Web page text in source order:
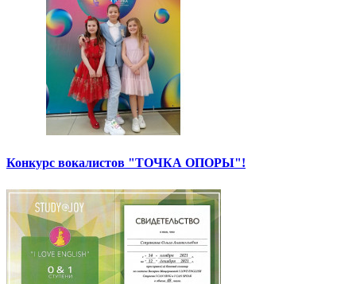
Конкурс вокалистов "ТОЧКА ОПОРЫ"!